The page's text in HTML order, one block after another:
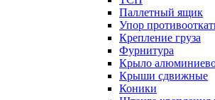
Паллетный ящик
Упор
Крепление груза
Фурнитура
Крыло
Крыши сдвижные
Коники